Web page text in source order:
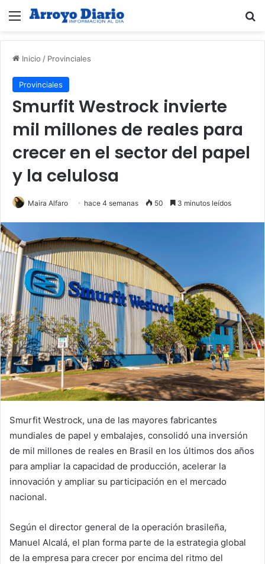
Menú
Inicio / Provinciales
Provinciales
Smurfit Westrock invierte
mil millones de reales para
crecer en el sector del papel
y la celulosa
Maira Alfaro hace 4 semanas 50 3 minutos leídos
Smurfit Westrock, una de las mayores fabricantes
mundiales de papel y embalajes, consolidó una inversión
de mil millones de reales en Brasil en los últimos dos años
para ampliar la capacidad de producción, acelerar la
innovación y ampliar su participación en el mercado
nacional.
Según el director general de la operación brasileña,
Manuel Alcalá, el plan forma parte de la estrategia global
de la empresa para crecer por encima del ritmo del